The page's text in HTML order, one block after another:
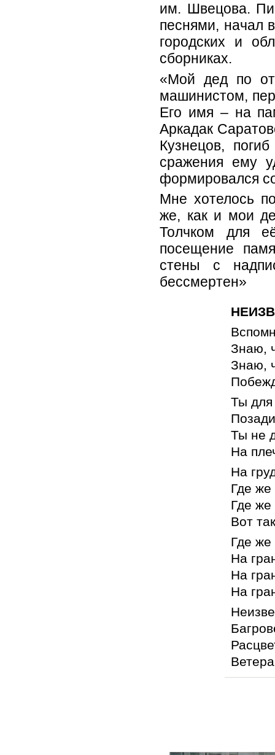
им. Швецова.
песнями, начал
городских и
сборниках.
«Мой дед по
машинистом,
Его имя – на
Аркадак
Кузнецов,
сражения ему
формировался
Мне хотелось
же, как и мои
Толчком для
посещение
стены с
бессмертен»
Знаю,
Знаю,
Ты для
Ты не
На
На
Где
Где
Вот
Где же
На
На
На